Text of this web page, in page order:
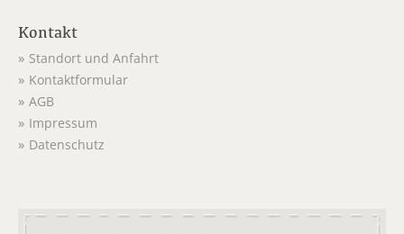
Kontakt
Standort und Anfahrt
Kontaktformular
AGB
Impressum
Datenschutz